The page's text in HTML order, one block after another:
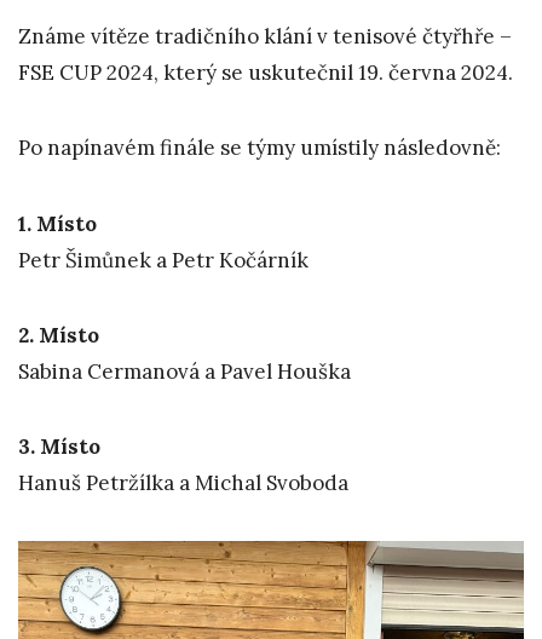
Známe vítěze tradičního klání v tenisové čtyřhře –
FSE CUP 2024, který se uskutečnil 19. června 2024.
Po napínavém finále se týmy umístily následovně:
1. Místo
Petr Šimůnek a Petr Kočárník
2. Místo
Sabina Cermanová a Pavel Houška
3. Místo
Hanuš Petržílka a Michal Svoboda